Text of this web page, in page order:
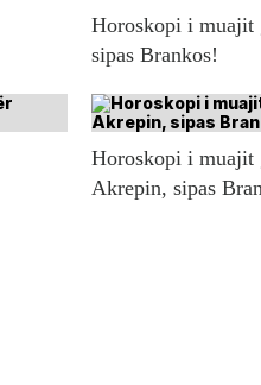
Horoskopi i muajit
sipas Brankos!
Horoskopi i muajit
Akrepin, sipas